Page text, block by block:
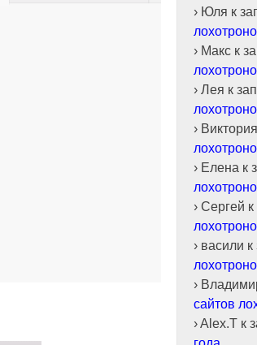
Юля к
Макс к
Лея к
Виктория
Елена к
Сергей
васили к
сайтов
Alex.T к